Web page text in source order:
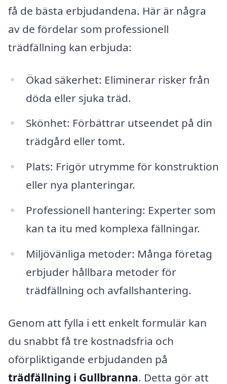
få de bästa erbjudandena. Här är några
av de fördelar som professionell
trädfällning kan erbjuda:
Ökad säkerhet: Eliminerar risker från
döda eller sjuka träd.
Skönhet: Förbättrar utseendet på din
trädgård eller tomt.
Plats: Frigör utrymme för konstruktion
eller nya planteringar.
Professionell hantering: Experter som
kan ta itu med komplexa fällningar.
Miljövänliga metoder: Många företag
erbjuder hållbara metoder för
trädfällning och avfallshantering.
Genom att fylla i ett enkelt formulär kan
du snabbt få tre kostnadsfria och
oförpliktigande erbjudanden på
trädfällning i Gullbranna. Detta gör att